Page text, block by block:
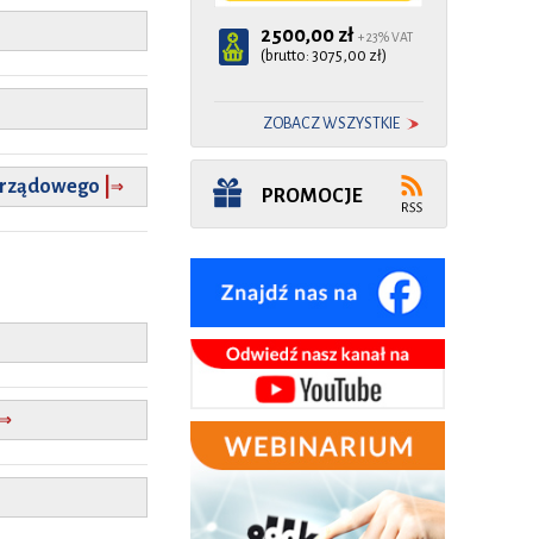
⇒
⇒
2500,00 zł + 23% VAT
(brutto: 3075,00 zł)
ZOBACZ WSZYSTKIE
PROMOCJE